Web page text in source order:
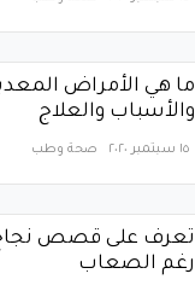
ما هي الأمراض
والأسباب والعلاج
١٥ سبتمبر ٢٠٢٠ صحة وطب
تعرف على قصص نجاح
رغم الصعاب